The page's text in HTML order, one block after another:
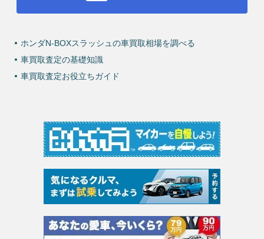
ホンダN-BOXスラッシュの車買取相場を調べる
車買取査定の基礎知識
車買取査定お役立ちガイド